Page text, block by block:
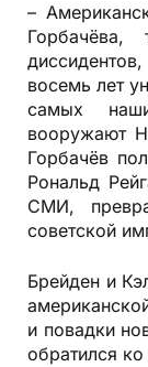
–
восемь лет
самых
вооружают
Горбачёв
Рональд
СМИ,
советской
Брейден и
и повадки
обратился